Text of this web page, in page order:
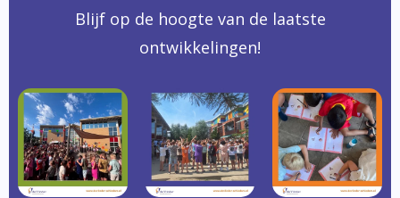
Blijf op de hoogte van de laatste
ontwikkelingen!